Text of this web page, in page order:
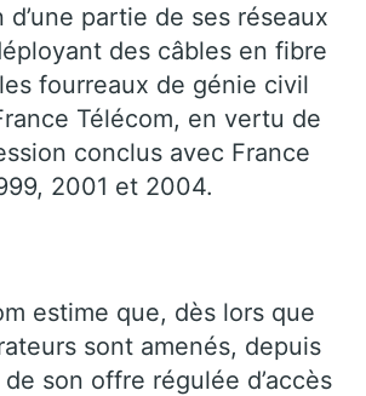
d’une partie de ses réseaux
des câbles en fibre
fourreaux de génie civil
Télécom, en vertu de
conclus avec France
2001 et 2004.
estime que, dès lors que
sont amenés, depuis
son offre régulée d’accès